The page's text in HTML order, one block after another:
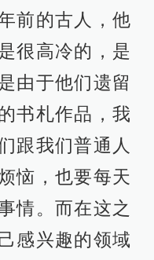
前的古人，他
很高冷的，是
由于他们遗留
书札作品，我
跟我们普通人
恼，也要每天
情。而在这之
感兴趣的领域